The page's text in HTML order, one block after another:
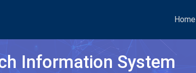
Home
Information System